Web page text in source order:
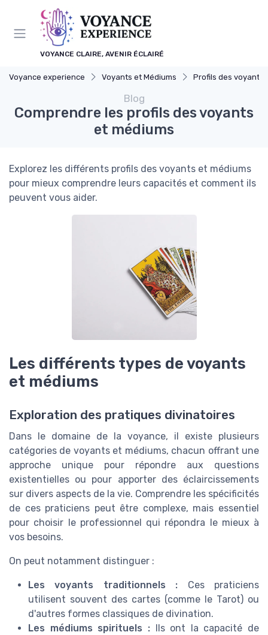
VOYANCE CLAIRE, AVENIR ÉCLAIRÉ
Voyance experience Voyants et Médiums Profils des voyants
Blog
Comprendre les profils des voyants
et médiums
Explorez les différents profils des voyants et médiums
pour mieux comprendre leurs capacités et comment ils
peuvent vous aider.
Les différents types de voyants
et médiums
Exploration des pratiques divinatoires
Dans le domaine de la voyance, il existe plusieurs
catégories de voyants et médiums, chacun offrant une
approche unique pour répondre aux questions
existentielles ou pour apporter des éclaircissements
sur divers aspects de la vie. Comprendre les spécificités
de ces praticiens peut être complexe, mais essentiel
pour choisir le professionnel qui répondra le mieux à
vos besoins.
On peut notamment distinguer :
Les voyants traditionnels : Ces praticiens
utilisent souvent des cartes (comme le Tarot) ou
d'autres formes classiques de divination.
Les médiums spirituels :Ils ont la capacité de
Panneau de gestion des cookies